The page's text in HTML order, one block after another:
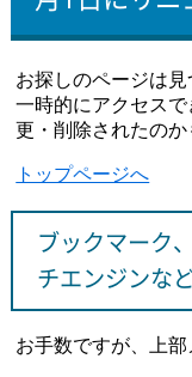
お探しのページは見
一時的にアクセス
更・削除されたのか
トップページへ
ブックマーク
チエンジンな
お手数ですが、上部